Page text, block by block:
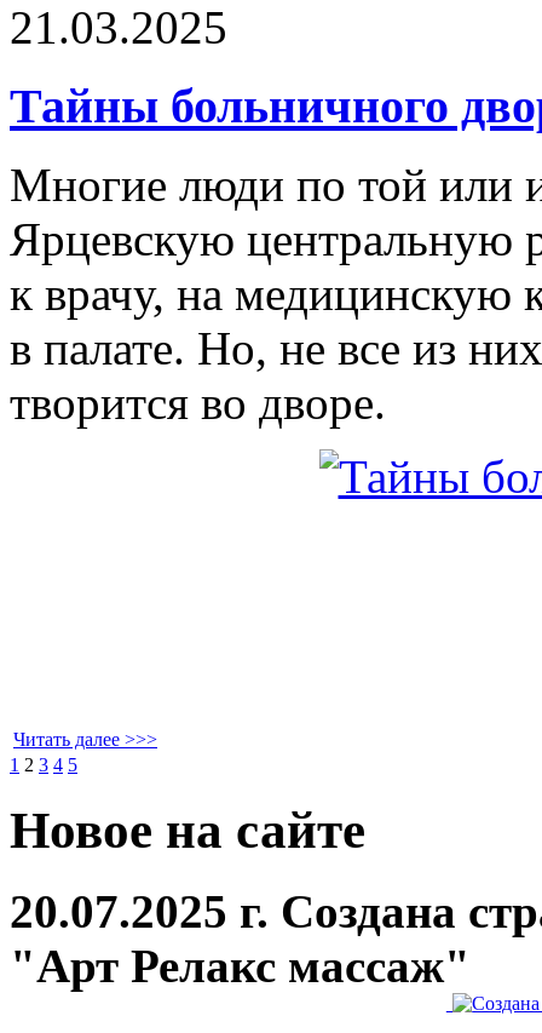
21.03.2025
Тайны больничного
Многие люди по той или
Ярцевскую центральную
к врачу, на медицинскую
в палате. Но, не все из
творится во дворе.
Читать далее >>>
1 2 3 4 5
Новое на сайте
20.07.2025 г. Создана
"Арт Релакс массаж"